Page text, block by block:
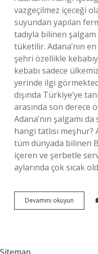
vazgeçilmez içeceği
suyundan yapılan
tadıyla bilinen
tüketilir. Adana’nın
şehri özellikle
kebabı sadece
yerinde ilgi
dışında Türkiye’ye
arasında son derece
Adana’nın şalgamı
hangi tatlısı meşhur?
tüm dünyada bilinen
içeren ve şerbetle
aylarında çok sıcak
Devamını okuyun
Neyi